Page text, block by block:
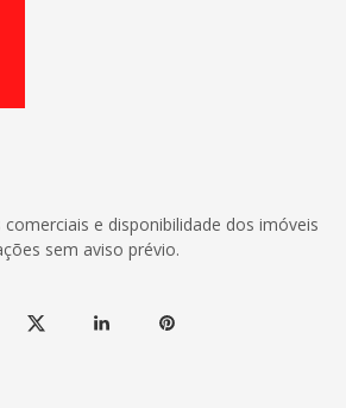
e disponibilidade dos imóveis
sem aviso prévio.
Twitter Linkedin Pinterest